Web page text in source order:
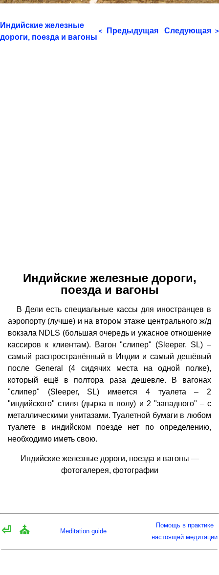
Индийские железные
дороги, поезда и вагоны
< Предыдущая Следующая >
Индийские железные дороги,
поезда и вагоны
В Дели есть специальные кассы для иностранцев в
аэропорту (лучше) и на втором этаже центрального ж/д
вокзала NDLS (большая очередь и ужасное отношение
кассиров к клиентам). Вагон "слипер" (Sleeper, SL) –
самый распространённый в Индии и самый дешёвый
после General (4 сидячих места на одной полке),
который ещё в полтора раза дешевле. В вагонах
"слипер" (Sleeper, SL) имеется 4 туалета – 2
"индийского" стиля (дырка в полу) и 2 "западного" – с
металлическими унитазами. Туалетной бумаги в любом
туалете в индийском поезде нет по определению,
необходимо иметь свою.
Индийские железные дороги, поезда и вагоны —
фотогалерея, фотографии
⏎ ⛪ Meditation guide
Помощь в практике
настоящей медитации